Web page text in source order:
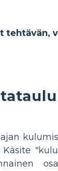
tehtävän,
osa